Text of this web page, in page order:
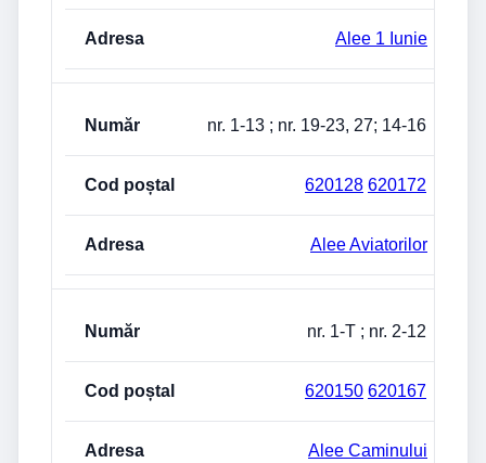
Alee 1 Iunie
nr. 1-13 ; nr. 19-23, 27; 14-16
620128 620172
Alee Aviatorilor
nr. 1-T ; nr. 2-12
620150 620167
Alee Caminului